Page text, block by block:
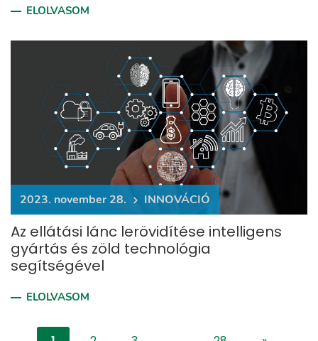
ELOLVASOM
2023. november 28. INNOVÁCIÓ
Az ellátási lánc lerövidítése intelligens
gyártás és zöld technológia
segítségével
ELOLVASOM